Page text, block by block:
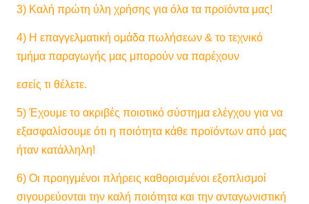
Βρέξιμο της
≥34 Dan (δυνατότητα εκτύπωσης)
3) Καλή πρώτη ύλη χρήσης για όλα τα προϊόντα μας!
4) Η επαγγελματική ομάδα πωλήσεων & το τεχνικό
τμήμα παραγωγής μας μπορούν να παρέχουν
εσείς τι θέλετε.
5) Έχουμε το ακριβές ποιοτικό σύστημα ελέγχου για να
εξασφαλίσουμε ότι η ποιότητα κάθε προϊόντων από μας
ήταν κατάλληλη!
6) Οι προηγμένοι πλήρεις καθορισμένοι εξοπλισμοί
σιγουρεύονται την καλή ποιότητα και την ανταγωνιστική